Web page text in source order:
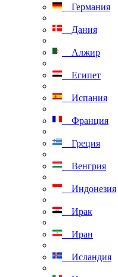
Германия
Дания
Алжир
Египет
Испания
Франция
Греция
Венгрия
Индонезия
Ирак
Иран
Исландия